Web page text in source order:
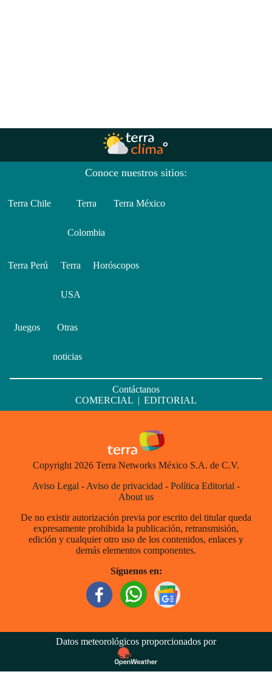
Conoce nuestros sitios:
Terra Chile Terra
Colombia
Terra México
Terra Perú Terra
USA
Horóscopos
Juegos Otras
noticias
Contáctanos
COMERCIAL | EDITORIAL
Copyright 2026 Terra Networks México S.A. de C.V.
Aviso Legal - Aviso de privacidad - Política Editorial -
About us
De no existir autorización previa por escrito del titular queda
expresamente prohibida la publicación, retransmisión,
edición y cualquier otro uso de los contenidos, enlaces y
demás elementos componentes.
Síguenos en:
Datos meteorológicos proporcionados por